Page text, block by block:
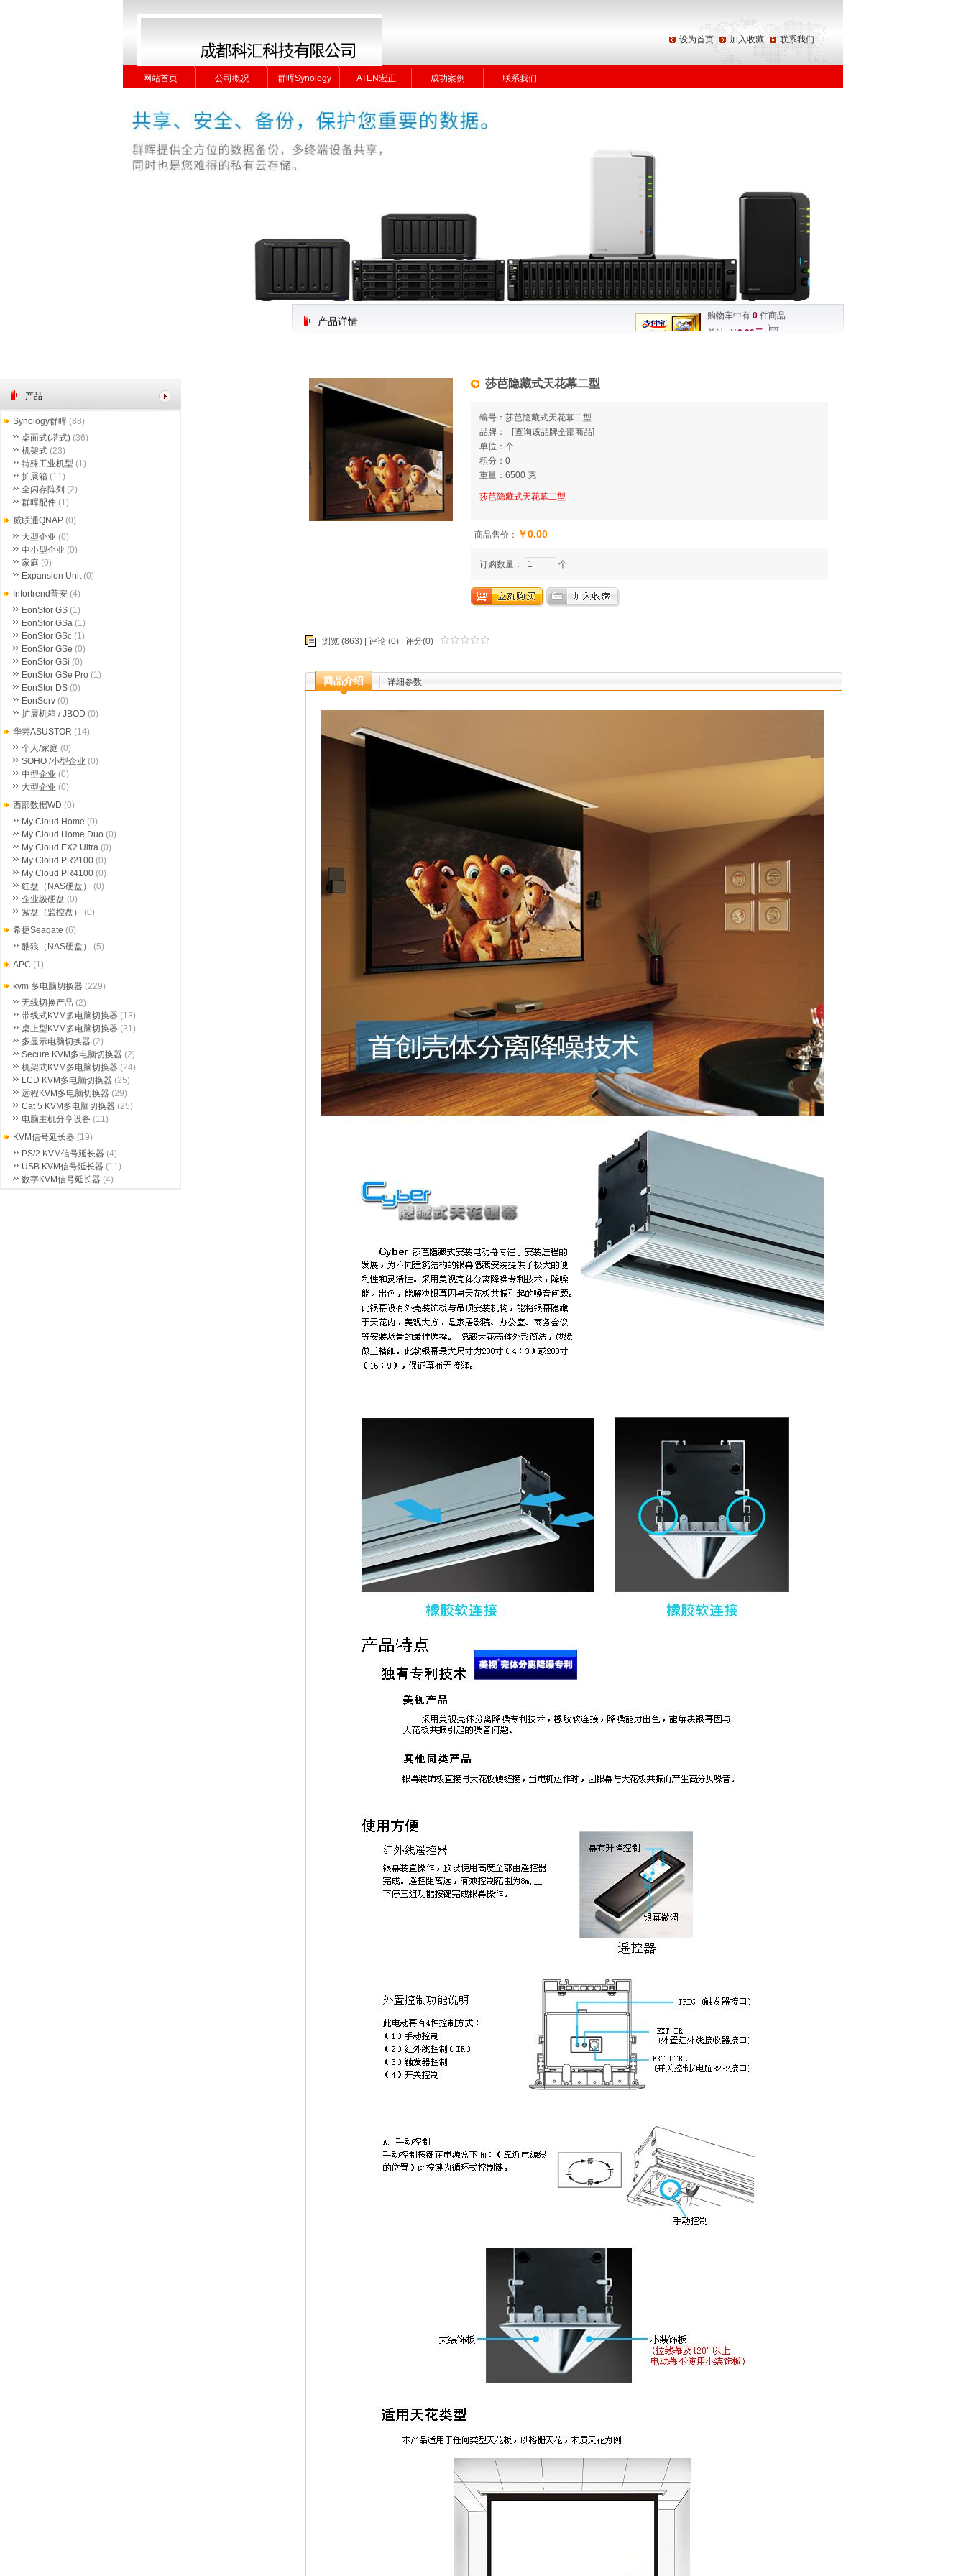
设为首页 加入收藏 联系我们
网站首页 公司概况 群晖Synology ATEN宏正 成功案例 联系我们
网站首页 公司概况 群晖Synology ATEN宏正 成功案例 联系我们
产品详情
购物车中有 0 件商品
总计
￥0.00元
莎芭隐藏式天花幕二型
编号：莎芭隐藏式天花幕二型
品牌：
[查询该品牌全部商品]
单位：个
积分：0
重量：6500 克
莎芭隐藏式天花幕二型
商品售价： ￥0.00
订购数量： 个
浏览 (863) | 评论 (0) | 评分(0)
商品介绍 详细参数
产品
Synology群晖 (88)
桌面式(塔式) (36)
机架式 (23)
特殊工业机型 (1)
扩展箱 (11)
全闪存阵列 (2)
群晖配件 (1)
威联通QNAP (0)
大型企业 (0)
中小型企业 (0)
家庭 (0)
Expansion Unit(0)
Infortrend普安 (4)
EonStor GS (1)
EonStor GSa (1)
EonStor GSc (1)
EonStor GSe (0)
EonStor GSi (0)
EonStor GSe Pro (1)
EonStor DS (0)
EonServ (0)
扩展机箱 / JBOD (0)
华芸ASUSTOR (14)
个人/家庭 (0)
SOHO /小型企业 (0)
中型企业 (0)
大型企业 (0)
西部数据WD (0)
My Cloud Home (0)
My Cloud Home Duo (0)
My Cloud EX2 Ultra (0)
My Cloud PR2100 (0)
My Cloud PR4100 (0)
红盘（NAS硬盘）
(0)
企业级硬盘 (0)
紫盘（监控盘）
(0)
希捷Seagate (6)
酷狼（NAS硬盘）
(5)
APC (1)
kvm 多电脑切换器 (229)
无线切换产品 (2)
带线式KVM多电脑切换器 (13)
桌上型KVM多电脑切换器 (31)
多显示电脑切换器 (2)
Secure KVM多电脑切换器 (2)
机架式KVM多电脑切换器 (24)
LCD KVM多电脑切换器 (25)
远程KVM多电脑切换器 (29)
Cat 5 KVM多电脑切换器 (25)
电脑主机分享设备 (11)
KVM信号延长器 (19)
PS/2 KVM信号延长器 (4)
USB KVM信号延长器 (11)
数字KVM信号延长器 (4)